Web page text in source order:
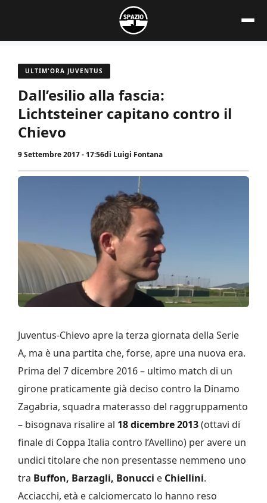
contenuto
ULTIM'ORA JUVENTUS
Dall’esilio alla fascia:
Lichtsteiner capitano contro il
Chievo
9 Settembre 2017 - 17:56di Luigi Fontana
Juventus-Chievo apre la terza giornata della Serie
A, ma è una partita che, forse, apre una nuova era.
Prima del 7 dicembre 2016 – ultimo match di un
girone praticamente già deciso contro la Dinamo
Zagabria, squadra materasso del raggruppamento
– bisognava risalire al 18 dicembre 2013(ottavi di
finale di Coppa Italia contro l’Avellino) per avere un
undici titolare che non presentasse nemmeno uno
tra Buffon, Barzagli, Bonucci e Chiellini.
Acciacchi, età e calciomercato lo hanno reso